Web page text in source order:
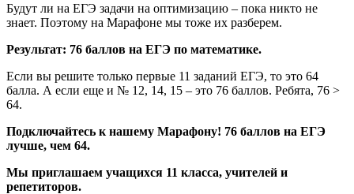
Будут ли на ЕГЭ задачи на оптимизацию – пока никто не
знает. Поэтому на Марафоне мы тоже их разберем.
Результат: 76 баллов на ЕГЭ по математике.
Если вы решите только первые 11 заданий ЕГЭ, то это 64
балла. А если еще и № 12, 14, 15 – это 76 баллов. Ребята, 76 >
64.
Подключайтесь к нашему Марафону! 76 баллов на ЕГЭ
лучше, чем 64.
Мы приглашаем учащихся 11 класса, учителей и
репетиторов.